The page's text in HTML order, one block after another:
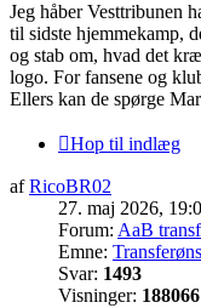
Jeg håber Vesttribunen
til sidste hjemmekamp,
og stab om, hvad det
logo. For fansene og
Ellers kan de spørge
Hop til indlæg
afRicoBR02
27. maj 2026,
Forum: AaB
Emne:
Svar: 1493
Visninger: 188066